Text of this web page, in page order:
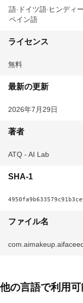
英語 ドイツ語 ヒンディ
スペイン語
ライセンス
無料
最新の更新
2026年7月29日
著者
ATQ - AI Lab
SHA-1
ファイル名
他の言語で利用